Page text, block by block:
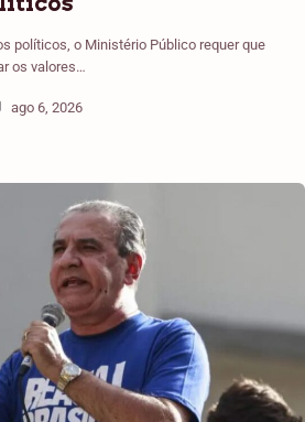
políticos, o Ministério Público requer que
os valores…
ago 6, 2026